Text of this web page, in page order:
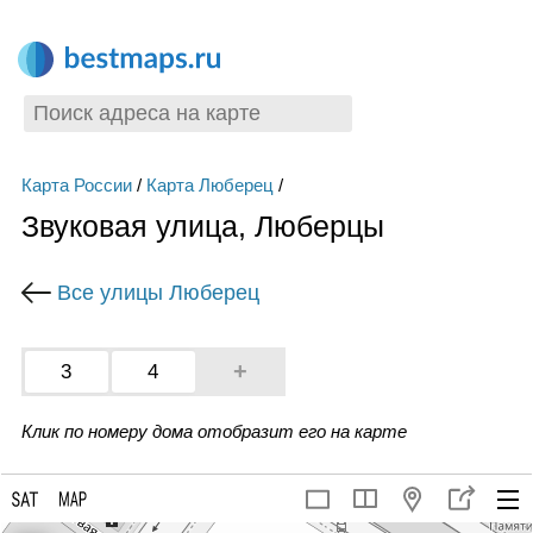
Карта России/ Карта Люберец /
Звуковая улица, Люберцы
Все улицы Люберец
3 4 +
Клик по номеру дома отобразит его на карте